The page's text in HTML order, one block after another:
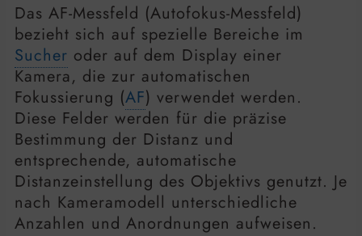
Das AF-Messfeld (Autofokus-Messfeld)
bezieht sich auf spezielle Bereiche im
Sucher oder auf dem Display einer
Kamera, die zur automatischen
Fokussierung (AF) verwendet werden.
Diese Felder werden für die präzise
Bestimmung der Distanz und
entsprechende, automatische
Distanzeinstellung des Objektivs genutzt. Je
nach Kameramodell unterschiedliche
Anzahlen und Anordnungen aufweisen.